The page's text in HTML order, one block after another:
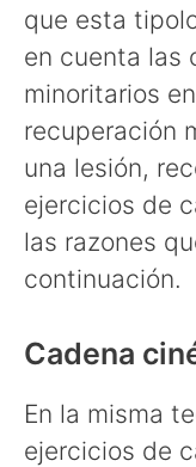
que esta
en cuenta las
minoritarios
recuperación
una lesión,
ejercicios de
las razones
continuación.
Cadena
En la misma
ejercicios de